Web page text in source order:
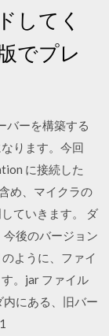
してく
でプレ
ーを構築する
ります。今回
に接続した
め、マイクラの
ていきます。 ダ
後のバージョン
ように、ファイ
。jar ファイル
にある、旧バー